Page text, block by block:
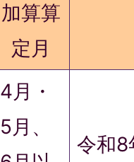
加算算
定月
4月・
5月、
令和8